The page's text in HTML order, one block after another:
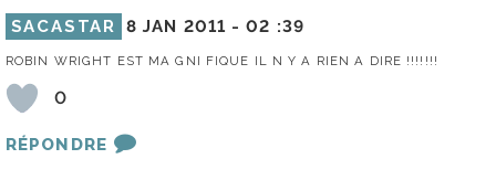
SACASTAR 8 JAN 2011 -02 :39
ROBIN WRIGHT EST MA GNI FIQUE IL N Y A RIEN A DIRE !!!!!!!
0
RÉPONDRE